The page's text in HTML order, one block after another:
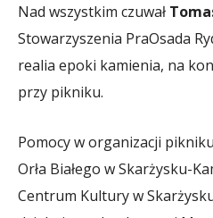
Nad wszystkim czuwał
Stowarzyszenia PraOsada
realia epoki kamienia, na
przy pikniku.
Pomocy w organizacji
Orła Białego w Skarżysku-
Centrum Kultury w